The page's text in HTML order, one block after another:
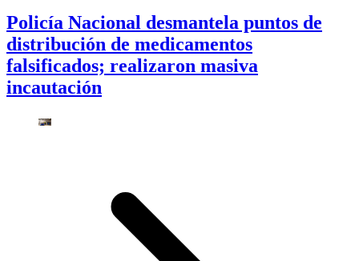
Policía Nacional desmantela puntos de
distribución de medicamentos
falsificados; realizaron masiva
incautación